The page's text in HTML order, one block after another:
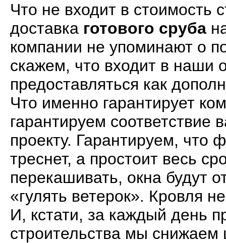
Что не входит в стоимость
доставка готового сруба
компании не упоминают о
скажем, что входит в наши
предоставляться как
Что именно гарантирует
гарантируем
проекту. Гарантируем, что
треснет, а простоит весь
перекашивать, окна будут
«гулять ветерок». Кровля
И, кстати, за каждый день
строительства мы снижаем